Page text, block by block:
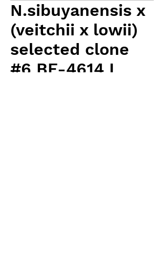
N.sibuyanensis x
(veitchii x lowii)
selected clone
#6 BE-4614 L